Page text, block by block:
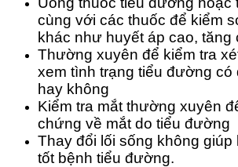
cùng với các thuốc để kiểm
khác như huyết áp cao, tăng
Thường xuyên để kiểm tra
xem tình trạng tiểu đường
hay không
Kiểm tra mắt thường xuyên
chứng về mắt do tiểu đường
Thay đổi lối sống không giúp
tốt bệnh tiểu đường.